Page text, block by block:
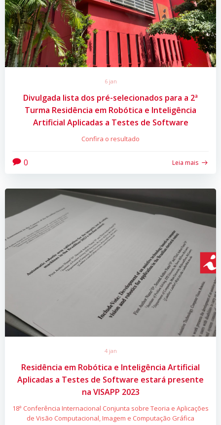
6 jan
Divulgada lista dos pré-selecionados para a 2ª
Turma Residência em Robótica e Inteligência
Artificial Aplicadas a Testes de Software
Confira o resultado
0 Leia mais
4 jan
Residência em Robótica e Inteligência Artificial
Aplicadas a Testes de Software estará presente
na VISAPP 2023
18ª Conferência Internacional Conjunta sobre Teoria e Aplicações
de Visão Computacional, Imagem e Computação Gráfica